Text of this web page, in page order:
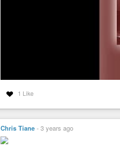
1 Like
Chris Tiane - 3 years ago